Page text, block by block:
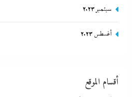
سبتمبر 2023
أغسطس 2023
أقسام الموقع